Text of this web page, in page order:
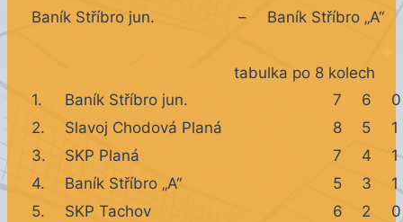
Baník Stříbro jun.
– Baník Stříbro „A“
tabulka po 8 kolech
1.
Baník Stříbro jun. 7 6
0
2.
Slavoj Chodová Planá 8 5
1
3.
SKP Planá 7 4
1
4.
Baník Stříbro „A“ 5 3
1
5.
SKP Tachov 6 2
0